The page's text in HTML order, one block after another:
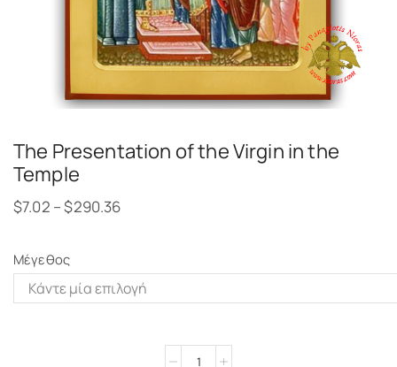
The Presentation of the Virgin in the
Temple
$7.02 –$290.36
Μέγεθος